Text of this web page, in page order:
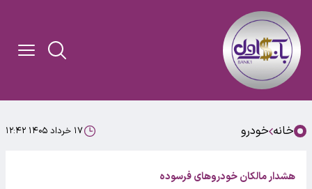
خانه خودرو ۱۷ خرداد ۱۴۰۵ ۱۲:۴۲
هشدار مالکان خودروهای فرسوده